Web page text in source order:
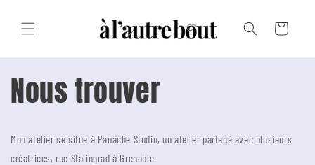
texte
Panier
Nous trouver
Mon atelier se situe à Panache Studio, un atelier partagé avec plusieurs
créatrices, rue Stalingrad à Grenoble.